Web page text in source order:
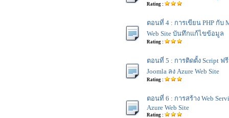
Rating :
ตอนที่ 4 : การเขียน PHP กับ
Web Site บันทึกแก้ไขข้อมูล
Rating :
ตอนที่ 5 : การติดตั้ง Script ฟรี
Joomla ลง Azure Web Site
Rating :
ตอนที่ 6 : การสร้าง Web
Azure Web Site
Rating :